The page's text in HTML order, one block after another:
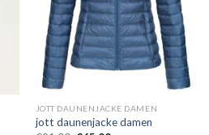
JOTT DAUNENJACKE DAMEN
jott daunenjacke damen